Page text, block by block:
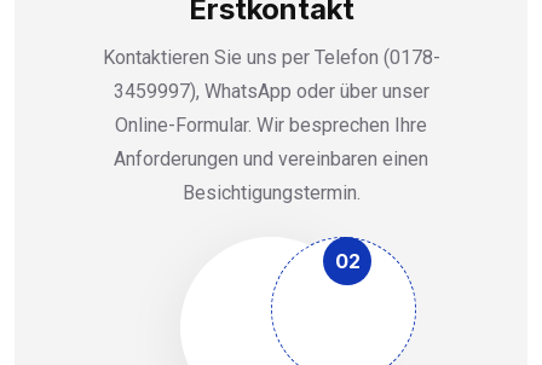
Erstkontakt
Kontaktieren Sie uns per Telefon (0178-
3459997), WhatsApp oder über unser
Online-Formular. Wir besprechen Ihre
Anforderungen und vereinbaren einen
Besichtigungstermin.
02